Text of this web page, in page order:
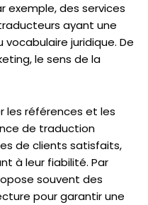
exemple, des services
ayant une
juridique. De
le sens de la
les références et les
de traduction
de clients satisfaits,
à leur fiabilité. Par
souvent des
pour garantir une